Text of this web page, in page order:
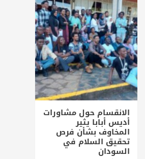
الانقسام حول مشاورات
أديس أبابا يثير
المخاوف بشأن فرص
تحقيق السلام في
السودان